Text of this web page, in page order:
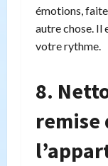
émotions,
autre chose. Il
votre rythme.
8.
remise